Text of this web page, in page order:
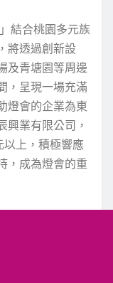
結合桃園多元族
將透過創新設
及青塘園等周邊
，呈現一場充滿
燈會的企業為東
興業有限公司，
上，積極響應
，成為燈會的重